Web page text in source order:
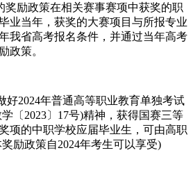
奖励政策在相关赛事赛项中获奖的职
业当年，获奖的大赛项目与所报专业
我省高考报名条件，并通过当年高考
政策。
好2024年普通高等职业教育单独考试
〔2023〕17号)精神，获得国赛三等
项的中职学校应届毕业生，可由高职
励政策自2024年考生可以享受)